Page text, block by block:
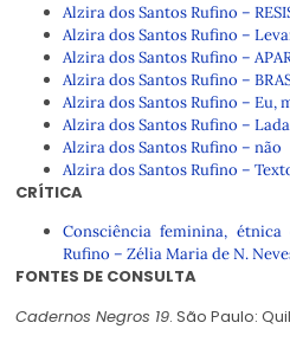
Alzira dos Santos Rufino –
Alzira dos Santos Rufino –
Alzira dos Santos Rufino –
Alzira dos Santos Rufino –
Alzira dos Santos Rufino – Eu,
Alzira dos Santos Rufino –
Alzira dos Santos Rufino – não
Alzira dos Santos Rufino –
CRÍTICA
Consciência feminina,
Rufino – Zélia Maria de N.
FONTES DE CONSULTA
Cadernos Negros 19. São Paulo: